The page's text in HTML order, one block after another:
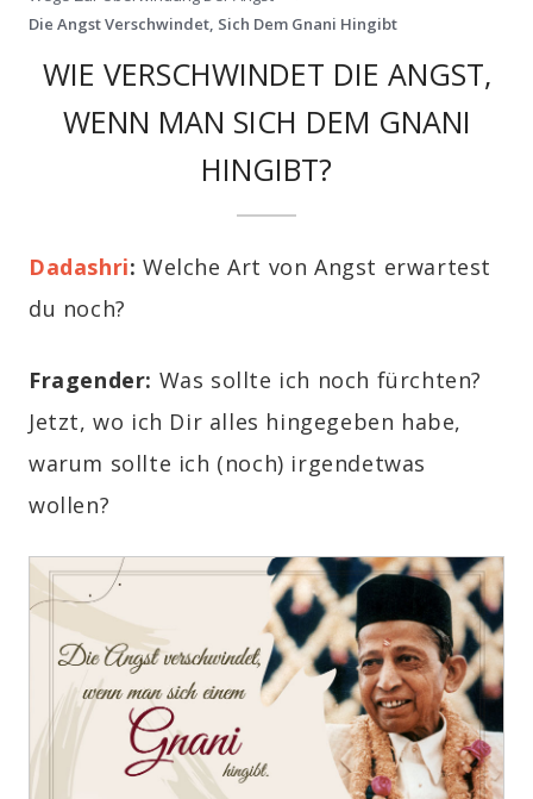
Die Angst Verschwindet, Sich Dem Gnani Hingibt
WIE VERSCHWINDET DIE ANGST,
WENN MAN SICH DEM GNANI
HINGIBT?
Dadashri:Welche Art von Angst erwartest
du noch?
Fragender: Was sollte ich noch fürchten?
Jetzt, wo ich Dir alles hingegeben habe,
warum sollte ich (noch) irgendetwas
wollen?